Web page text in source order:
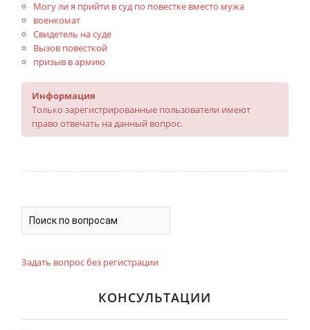
Могу ли я прийти в суд по повестке вместо мужа
военкомат
Свидетель на суде
Вызов повесткой
призыв в армию
Информация
Только зарегистрированные пользователи имеют
право отвечать на данный вопрос.
Задать вопрос без регистрации
КОНСУЛЬТАЦИИ